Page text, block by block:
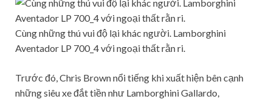
Cùng những thú vui độ lại khác người. Lamborghini
Aventador LP 700_4 với ngoại thất rằn ri.
Trước đó, Chris Brown nổi tiếng khi xuất hiện bên cạnh
những siêu xe đắt tiền như Lamborghini Gallardo,